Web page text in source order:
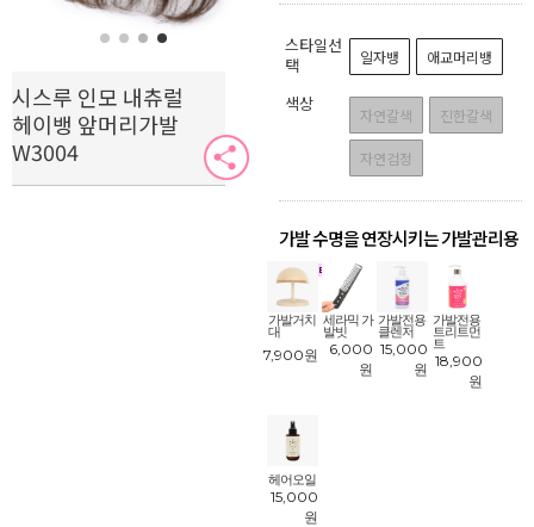
시스루 인모 내츄럴
헤이뱅 앞머리가발
W3004
스타일선
택
일자뱅 애교머리뱅
색상
자연갈색 진한갈색
자연검정
가발 수명을 연장시키는 가발관리용
품!
가발거치
대
7,900원
세라믹 가
발빗
6,000
원
가발전용
클렌저
15,000
원
가발전용
트리트먼
트
18,900
원
헤어오일
15,000
원